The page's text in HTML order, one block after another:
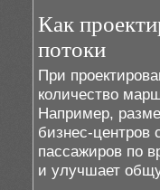
Как
потоки
При
количество
Например,
бизнес-центров
пассажиров по
и улучшает